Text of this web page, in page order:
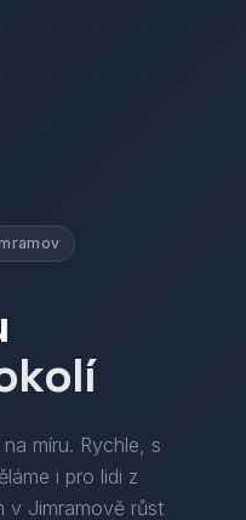
míru. Rychle, s
i pro lidi z
v Jimramově růst